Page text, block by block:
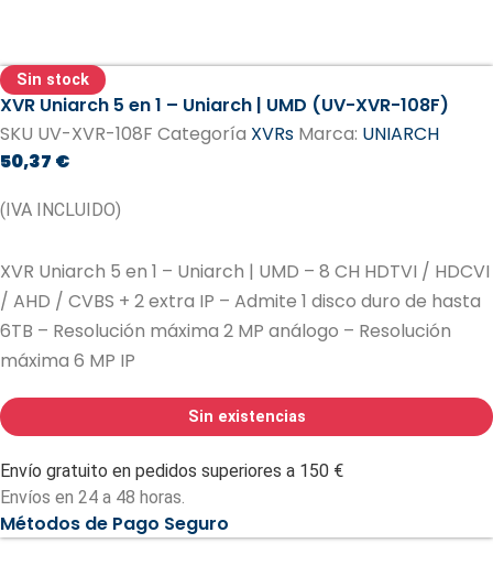
Sin stock
XVR Uniarch 5 en 1 – Uniarch | UMD (UV-XVR-108F)
SKU UV-XVR-108F Categoría XVRs Marca: UNIARCH
50,37 €
(IVA INCLUIDO)
XVR Uniarch 5 en 1 – Uniarch | UMD – 8 CH HDTVI / HDCVI
/ AHD / CVBS + 2 extra IP – Admite 1 disco duro de hasta
6TB – Resolución máxima 2 MP análogo – Resolución
máxima 6 MP IP
Sin existencias
Envío gratuito en pedidos superiores a 150 €
Envíos en 24 a 48 horas.
Métodos de Pago Seguro